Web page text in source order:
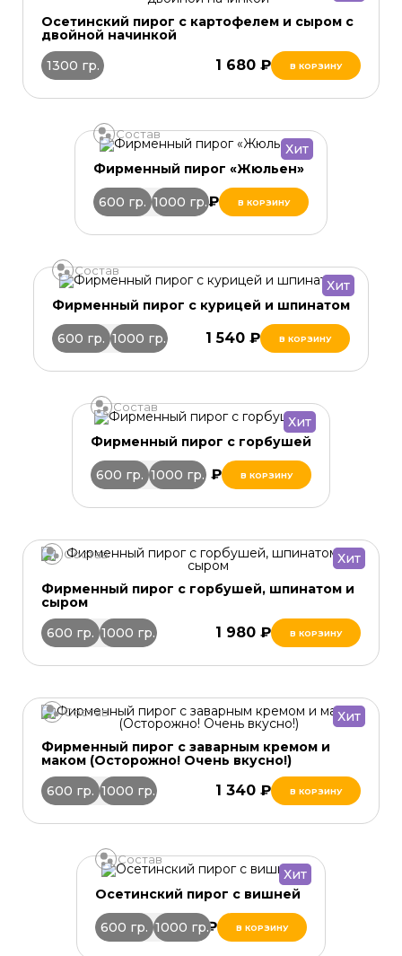
Осетинский пирог с картофелем и сыром с
двойной начинкой
1300 гр.
1 680 ₽ В КОРЗИНУ
Хит
Состав
Фирменный пирог «Жюльен»
600 гр. 1000 гр.
1 570 ₽ В КОРЗИНУ
Хит
Состав
Фирменный пирог с курицей и шпинатом
600 гр. 1000 гр. 1 540 ₽ В КОРЗИНУ
Хит
Состав
Фирменный пирог с горбушей
600 гр. 1000 гр.
2 090 ₽ В КОРЗИНУ
Хит
Состав
Фирменный пирог с горбушей, шпинатом и
сыром
600 гр. 1000 гр. 1 980 ₽ В КОРЗИНУ
Хит
Состав
Фирменный пирог с заварным кремом и
маком (Осторожно! Очень вкусно!)
600 гр. 1000 гр. 1 340 ₽ В КОРЗИНУ
Хит
Состав
Осетинский пирог с вишней
600 гр. 1000 гр.
1 510 ₽ В КОРЗИНУ